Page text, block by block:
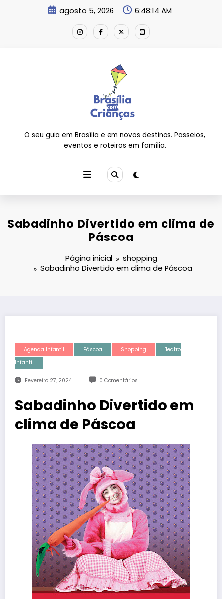
agosto 5, 2026 6:48:15 AM
O seu guia em Brasília e em novos destinos. Passeios,
eventos e roteiros em família.
Sabadinho Divertido em clima de
Páscoa
Página inicial
shopping
Sabadinho Divertido em clima de Páscoa
Agenda Infantil Páscoa Shopping
Teatro
Infantil
Fevereiro 27, 2024 0 Comentários
Sabadinho Divertido em
clima de Páscoa